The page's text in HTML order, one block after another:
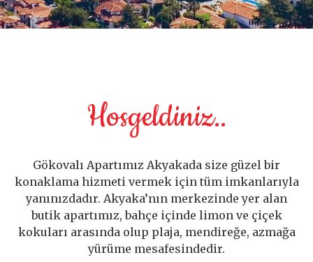
Hosgeldiniz..
Gökovalı Apartımız Akyakada size güzel bir
konaklama hizmeti vermek için tüm imkanlarıyla
yanınızdadır. Akyaka’nın merkezinde yer alan
butik apartımız, bahçe içinde limon ve çiçek
kokuları arasında olup plaja, mendireğe, azmağa
yürüme mesafesindedir.